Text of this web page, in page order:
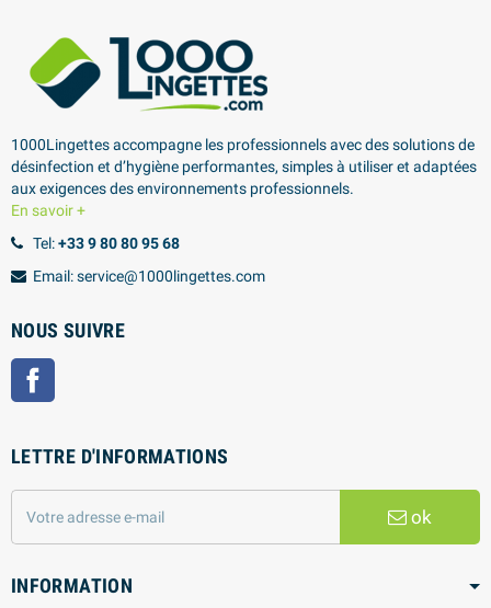
1000Lingettes accompagne les professionnels avec des solutions de
désinfection et d’hygiène performantes, simples à utiliser et adaptées
aux exigences des environnements professionnels.
En savoir +
Tel:+33 9 80 80 95 68
Email: service@1000lingettes.com
NOUS SUIVRE
LETTRE D'INFORMATIONS
ok
INFORMATION